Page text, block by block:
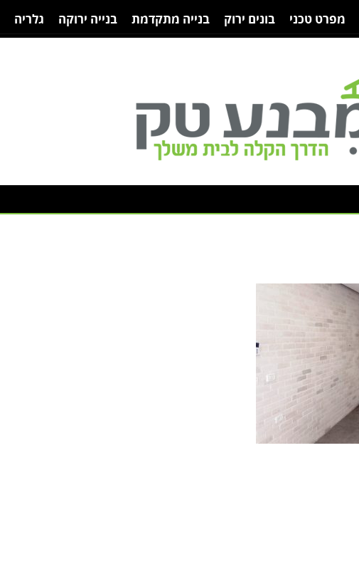
מפרט טכני בונים ירוק בנייה מתקדמת בנייה ירוקה גלריה